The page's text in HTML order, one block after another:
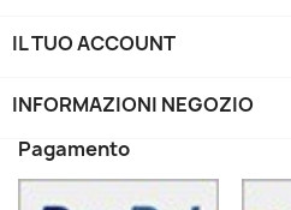
IL TUO ACCOUNT
INFORMAZIONI NEGOZIO
Pagamento